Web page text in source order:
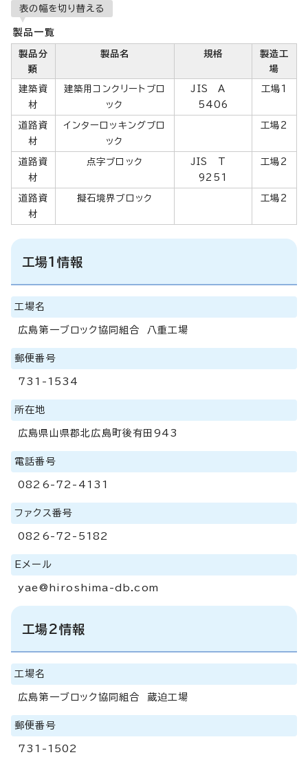
表の幅を切り替える
製品一覧
製品分
類
製品名 規格
製造工
場
建築資
材
建築用コンクリートブロ
ック
JIS A
5406
工場1
道路資
材
インターロッキングブロ
ック
工場2
道路資
材
点字ブロック
JIS T
9251
工場2
道路資
材
擬石境界ブロック 工場2
工場1情報
工場名
広島第一ブロック協同組合 八重工場
郵便番号
731-1534
所在地
広島県山県郡北広島町後有田943
電話番号
0826-72-4131
ファクス番号
0826-72-5182
Eメール
yae@hiroshima-db.com
工場2情報
工場名
広島第一ブロック協同組合 蔵迫工場
郵便番号
731-1502